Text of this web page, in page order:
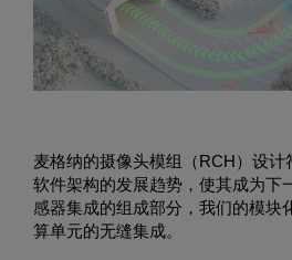
麦格纳的摄像头模组（RCH）设计
软件架构的发展趋势，使其成为下
感器集成的组成部分，我们的模块
算单元的无缝集成。